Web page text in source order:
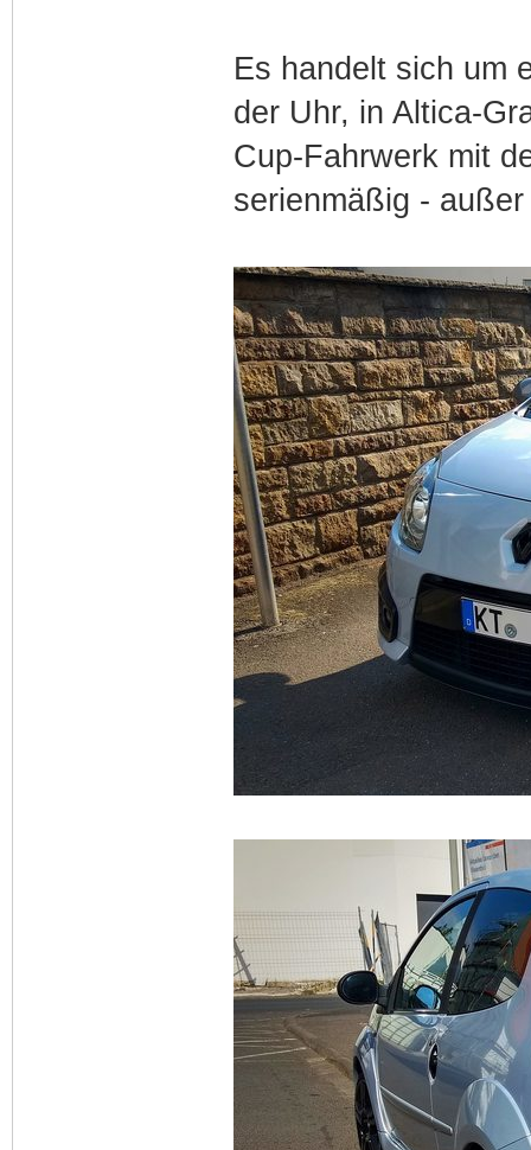
Es handelt sich um
der Uhr, in Altica-
Cup-Fahrwerk mit
serienmäßig -